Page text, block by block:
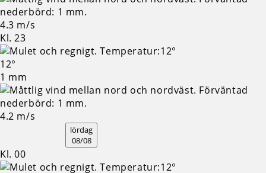
4.3 m/s
Kl. 23
12°
1 mm
4.2 m/s
lördag
08/08
Kl. 00